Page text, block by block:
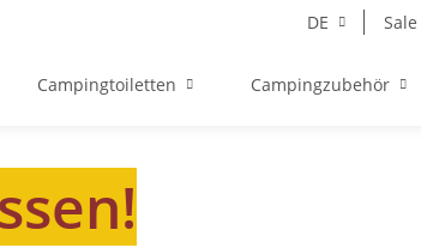
DE Sale
Campingtoiletten Campingzubehör